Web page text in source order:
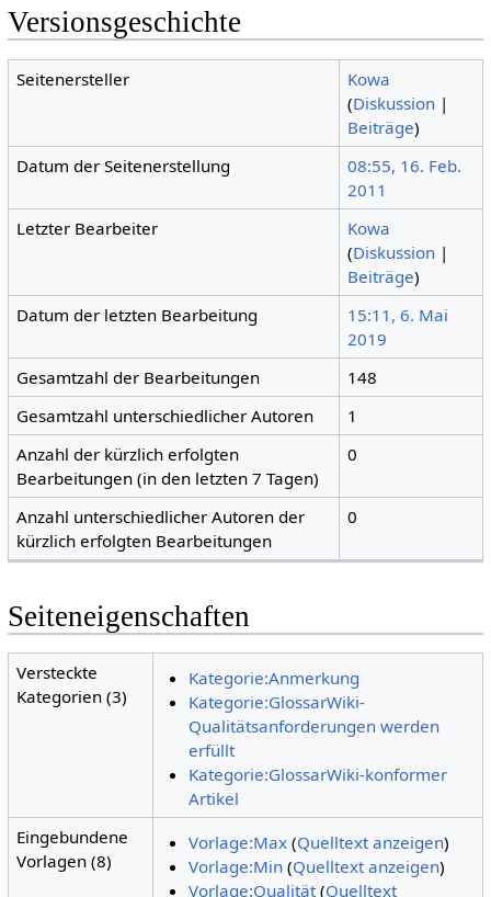
Versionsgeschichte
Seitenersteller
Kowa
(Diskussion |
Beiträge)
Datum der Seitenerstellung
08:55, 16. Feb.
2011
Letzter Bearbeiter
Kowa
(Diskussion |
Beiträge)
Datum der letzten Bearbeitung
15:11, 6. Mai
2019
Gesamtzahl der Bearbeitungen
148
Gesamtzahl unterschiedlicher Autoren
1
Anzahl der kürzlich erfolgten
Bearbeitungen (in den letzten 7 Tagen)
0
Anzahl unterschiedlicher Autoren der
kürzlich erfolgten Bearbeitungen
0
Seiteneigenschaften
Versteckte
Kategorien (3)
Kategorie:Anmerkung
Kategorie:GlossarWiki-
Qualitätsanforderungen werden
erfüllt
Kategorie:GlossarWiki-konformer
Artikel
Eingebundene
Vorlagen (8)
Vorlage:Max(Quelltext anzeigen)
Vorlage:Min(Quelltext anzeigen)
Vorlage:Qualität(Quelltext